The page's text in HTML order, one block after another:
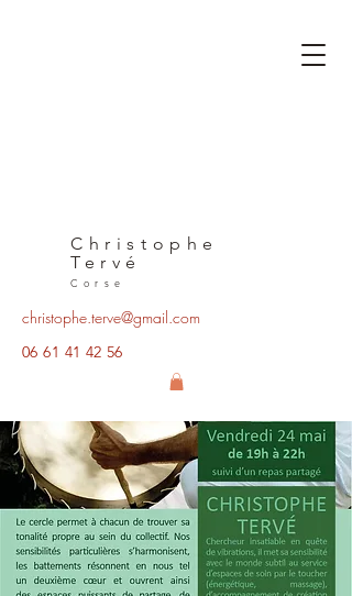
Christophe
Tervé
Corse
christophe.terve@gmail.com
06 61 41 42 56